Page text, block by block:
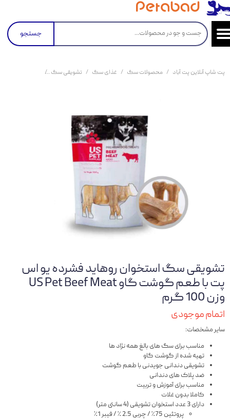
جستجو
پت شاپ آنلاین پت آباد محصولات سگ غذای سگ تشویقی سگ
تشویقی سگ استخوان روهاید فشرده یو اس
پت با طعم گوشت گاو US Pet Beef Meat
وزن 100 گرم
اتمام موجودی
سایر مشخصات:
مناسب برای سگ های بالغ همه نژاد ها
تهیه شده از گوشت گاو
تشویقی دندانی جویدنی با طعم گوشت
ضد پلاک های دندانی
مناسب برای آموزش و تربیت
کاملا بدون غلات
دارای 3 عدد استخوان تشویقی (4 سانتی متر)
پروتئین 75٪ / چربی 2.5 ٪‌ / فیبر 1٪